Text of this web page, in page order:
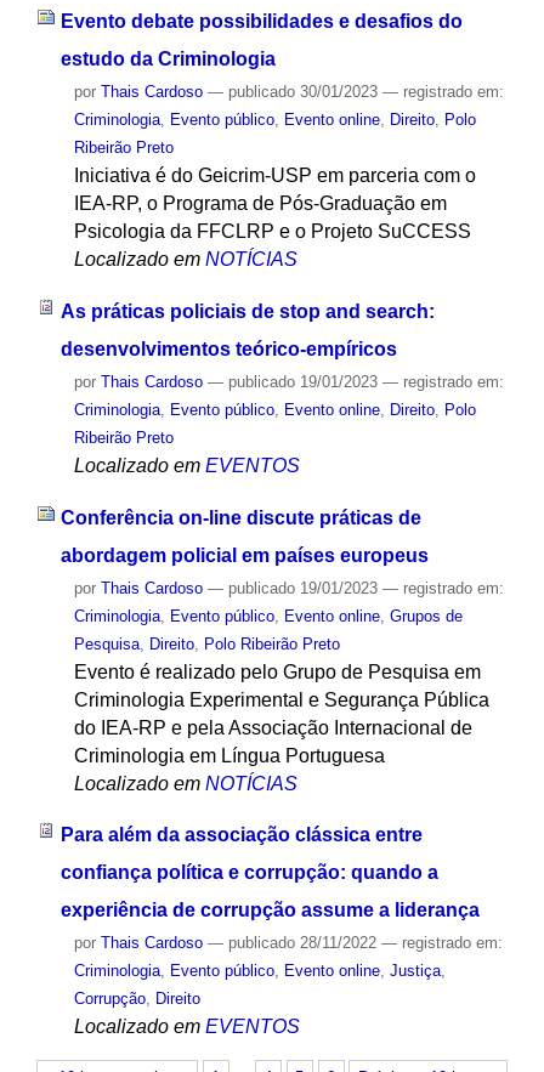
Evento debate possibilidades e desafios do
estudo da Criminologia
por Thais Cardoso — publicado30/01/2023 — registrado em:
Criminologia, Evento público, Evento online, Direito, Polo
Ribeirão Preto
Iniciativa é do Geicrim-USP em parceria com o
IEA-RP, o Programa de Pós-Graduação em
Psicologia da FFCLRP e o Projeto SuCCESS
Localizado em NOTÍCIAS
As práticas policiais de stop and search:
desenvolvimentos teórico-empíricos
por Thais Cardoso — publicado19/01/2023 — registrado em:
Criminologia, Evento público, Evento online, Direito,
Polo
Ribeirão Preto
Localizado em EVENTOS
Conferência on-line discute práticas de
abordagem policial em países europeus
por Thais Cardoso — publicado19/01/2023 — registrado em:
Criminologia, Evento público, Evento online, Grupos de
Pesquisa, Direito, Polo Ribeirão Preto
Evento é realizado pelo Grupo de Pesquisa em
Criminologia Experimental e Segurança Pública
do IEA-RP e pela Associação Internacional de
Criminologia em Língua Portuguesa
Localizado em NOTÍCIAS
Para além da associação clássica entre
confiança política e corrupção: quando a
experiência de corrupção assume a liderança
por Thais Cardoso — publicado28/11/2022 — registrado em:
Criminologia, Evento público, Evento online, Justiça,
Corrupção, Direito
Localizado em EVENTOS